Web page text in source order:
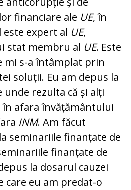
financiare ale UE, în
este expert al UE,
stat membru al UE. Este
mi s-a întâmplat prin
soluții. Eu am depus la
unde rezulta că și alți
afara învățământului
INM. Am făcut
seminariile finanțate de
finanțate de
la dosarul cauzei
care eu am predat-o